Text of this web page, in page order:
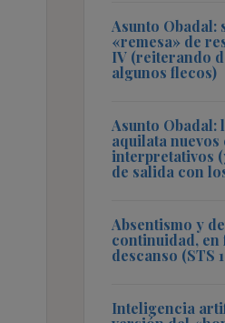
Asunto Obadal:
«remesa» de
IV (reiterando
algunos flecos)
Asunto Obadal:
aquilata
interpretativos
de salida con
Absentismo y
continuidad, en
descanso (STS
Inteligencia